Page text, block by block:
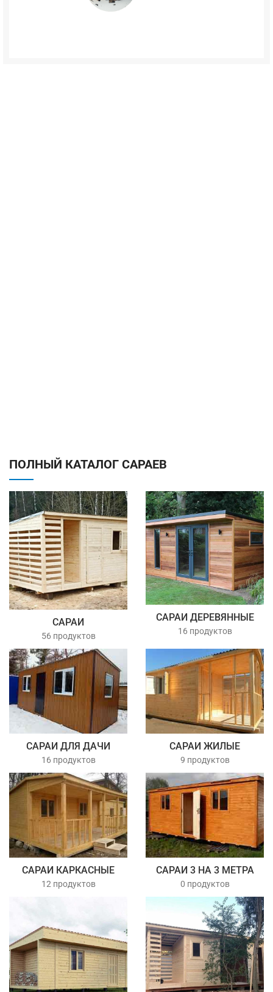
ПОЛНЫЙ КАТАЛОГ САРАЕВ
САРАИ
56 продуктов
САРАИ ДЕРЕВЯННЫЕ
16 продуктов
САРАИ ДЛЯ ДАЧИ
16 продуктов
САРАИ ЖИЛЫЕ
9 продуктов
САРАИ КАРКАСНЫЕ
12 продуктов
САРАИ 3 НА 3 МЕТРА
0 продуктов